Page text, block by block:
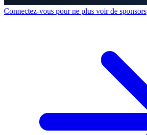
Connectez-vous pour ne plus voir de sponsors